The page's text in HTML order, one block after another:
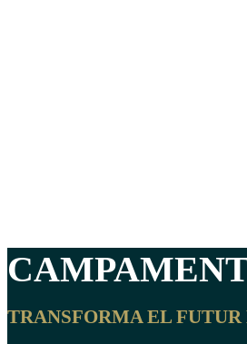
TRANSFORMA EL